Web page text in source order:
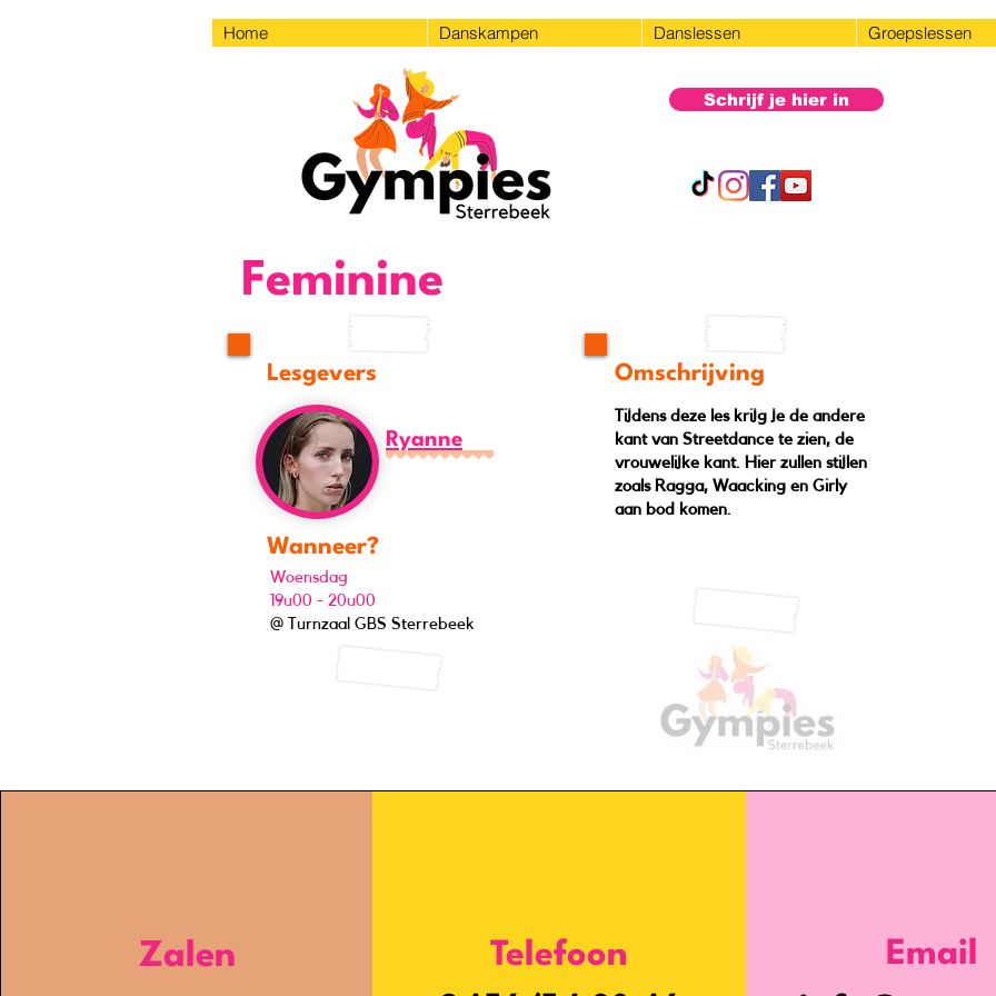
Home Danskampen Danslessen Groepslessen
Schrijf je hier in
Feminine
Ryanne
Wanneer?
Woensdag
19u00 - 20u00
@ Turnzaal GBS Sterrebeek
Lesgevers Omschrijving
Tijdens deze les krijg je de andere
kant van Streetdance te zien, de
vrouwelijke kant. Hier zullen stijlen
zoals Ragga, Waacking en Girly
aan bod komen.
Zalen Telefoon Email